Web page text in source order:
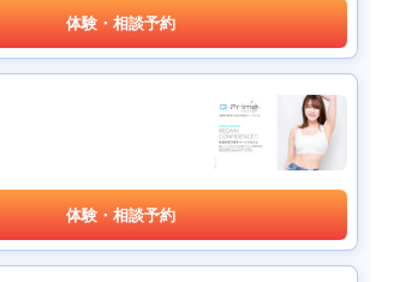
体験・相談予約
体験・相談予約